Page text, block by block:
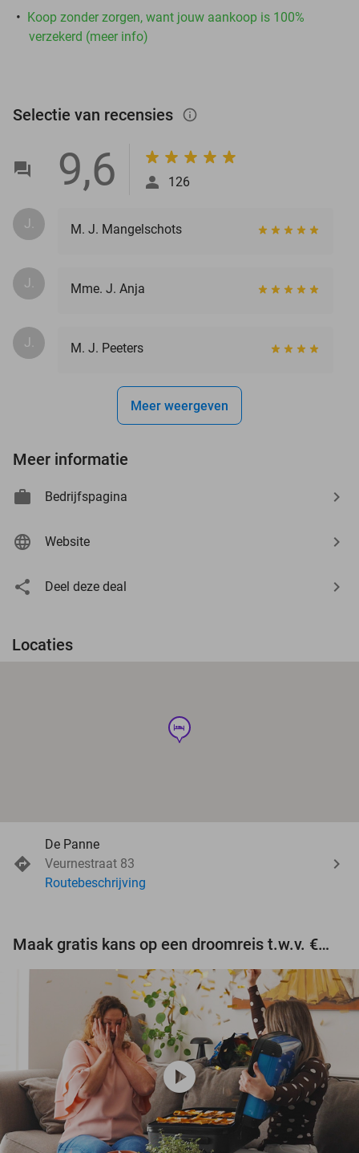
Koop zonder zorgen, want jouw aankoop is 100%
verzekerd (meer info)
Selectie van recensies info_outlined
9,6 126
J. M. J. Mangelschots
J. Mme. J. Anja
J. M. J. Peeters
Meer weergeven
Meer informatie
Bedrijfspagina
Website
Deel deze deal
Locaties
hotel
De Panne
Veurnestraat 83
Routebeschrijving
Maak gratis kans op een droomreis t.w.v. €3.000!
play_circle